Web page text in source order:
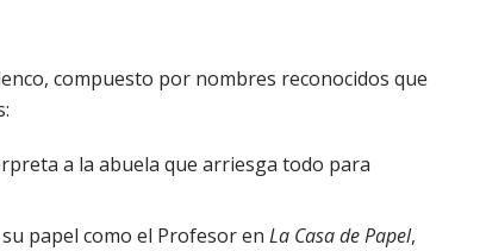
compuesto por nombres reconocidos que
a la abuela que arriesga todo para
papel como el Profesor en La Casa de Papel,